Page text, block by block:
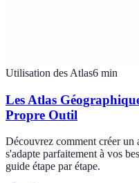
Utilisation des Atlas6 min
Les Atlas
Propre Outil
Découvrez comment créer un
s'adapte parfaitement à vos
guide étape par étape.